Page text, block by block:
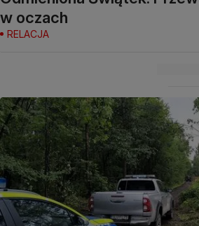
w oczach
RELACJA